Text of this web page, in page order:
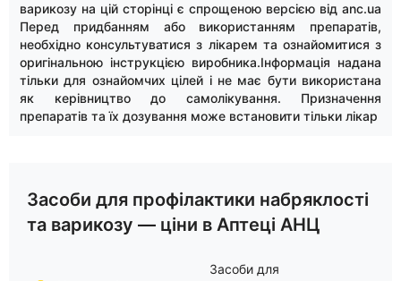
варикозу на цій сторінці є спрощеною версією від anc.ua
Перед придбанням або використанням препаратів,
необхідно консультуватися з лікарем та ознайомитися з
оригінальною інструкцією виробника.Інформація надана
тільки для ознайомчих цілей і не має бути використана
як керівництво до самолікування. Призначення
препаратів та їх дозування може встановити тільки лікар
Засоби для профілактики набряклості
та варикозу — ціни в Аптеці АНЦ
Засоби для